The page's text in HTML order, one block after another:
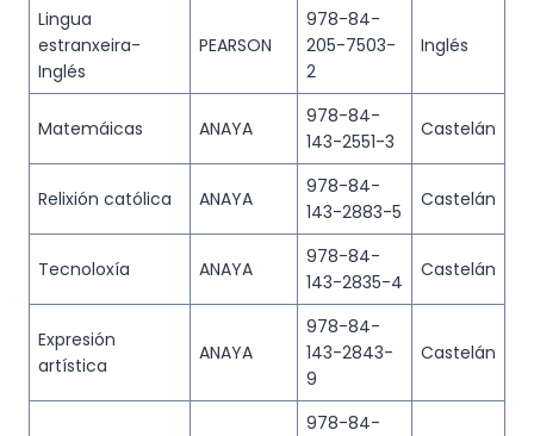
Lingua
estranxeira-
Inglés
PEARSON
978-84-
205-7503-
2
Inglés
Matemáicas ANAYA
978-84-
143-2551-3
Castelán
Relixión católica ANAYA
978-84-
143-2883-5
Castelán
Tecnoloxía ANAYA
978-84-
143-2835-4
Castelán
Expresión
artística
ANAYA
978-84-
143-2843-
9
Castelán
978-84-